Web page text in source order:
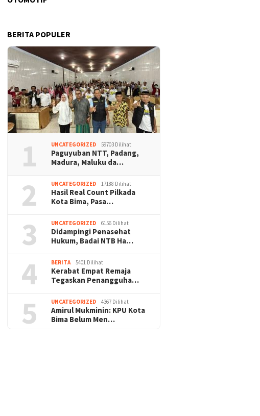
BERITA POPULER
1 UNCATEGORIZED 59703 Dilihat
Paguyuban NTT, Padang,
Madura, Maluku da…
2 UNCATEGORIZED 17188 Dilihat
Hasil Real Count Pilkada
Kota Bima, Pasa…
3 UNCATEGORIZED 6156 Dilihat
Didampingi Penasehat
Hukum, Badai NTB Ha…
4 BERITA 5401 Dilihat
Kerabat Empat Remaja
Tegaskan Penangguha…
5 UNCATEGORIZED 4367 Dilihat
Amirul Mukminin: KPU Kota
Bima Belum Men…